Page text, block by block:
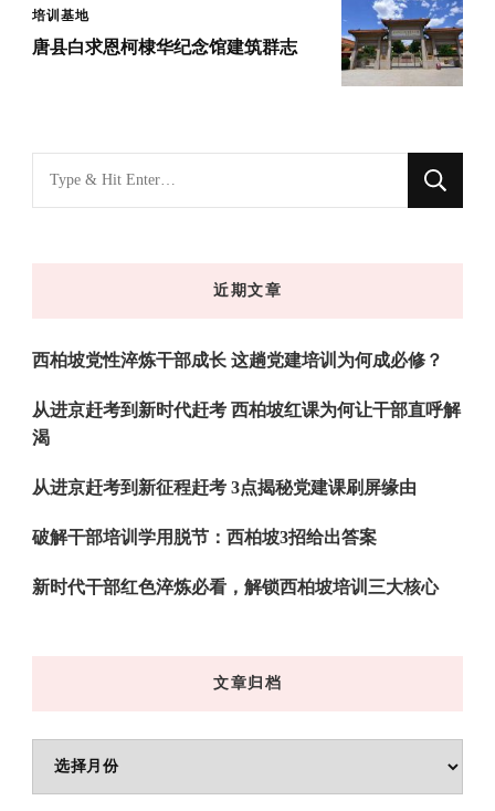
培训基地
唐县白求恩柯棣华纪念馆建筑群志
什
近期文章
西柏坡党性淬炼干部成长 这趟党建培训为何成必修？
从进京赶考到新时代赶考 西柏坡红课为何让干部直呼解
渴
从进京赶考到新征程赶考 3点揭秘党建课刷屏缘由
破解干部培训学用脱节：西柏坡3招给出答案
新时代干部红色淬炼必看，解锁西柏坡培训三大核心
文章归档